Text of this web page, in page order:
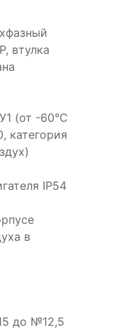
втулка
(от -60°С
категория
IP54
в
до №12,5